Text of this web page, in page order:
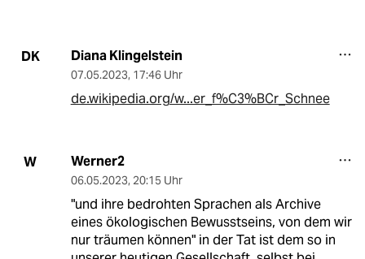
DK Diana Klingelstein
07.05.2023, 17:46 Uhr
de.wikipedia.org/w...er_f%C3%BCr_Schnee
W Werner2
06.05.2023, 20:15 Uhr
"und ihre bedrohten Sprachen als Archive
eines ökologischen Bewusstseins, von dem wir
nur träumen können" in der Tat ist dem so in